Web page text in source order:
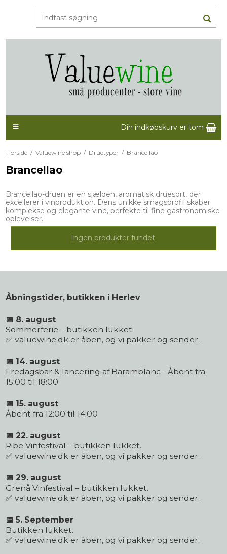
Din indkøbskurv er tom
Forside / Valuewine shop / Druetyper / Brancellao
Brancellao
Brancellao-druen er en sjælden, aromatisk druesort, der
excellerer i vinproduktion. Dens unikke smagsprofil skaber
komplekse og elegante vine, perfekte til fine gastronomiske
oplevelser.
Ingen produkter fundet.
Åbningstider, butikken i Herlev
📅 8. august
Sommerferie – butikken lukket.
✅ valuewine.dk er åben, og vi pakker og sender.
📅 14. august
Fredagsbar & lancering af Baramblanc - Åbent fra
15:00 til 18:00
📅 15. august
Åbent fra 12:00 til 14:00
📅 22. august
Ribe Vinfestival – butikken lukket.
✅ valuewine.dk er åben, og vi pakker og sender.
📅 29. august
Grenå Vinfestival – butikken lukket.
✅ valuewine.dk er åben, og vi pakker og sender.
📅 5. September
Butikken lukket.
✅ valuewine.dk er åben, og vi pakker og sender.